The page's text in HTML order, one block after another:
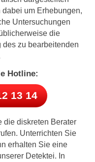
um Erhebungen,
Untersuchungen
die
des zu bearbeitenden
Hotline:
13 14
die diskreten Berater
Unterrichten Sie
erhalten Sie eine
Detektei. In